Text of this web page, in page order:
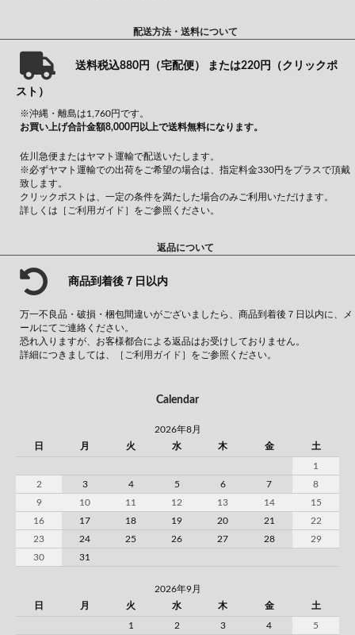
配送方法・送料について
送料税込880円（宅配便） または220円（クリックポ
スト）
※沖縄・離島は1,760円です。
お買い上げ合計金額8,000円以上で送料無料になります。
佐川急便またはヤマト運輸で配送いたします。
※必ずヤマト運輸での出荷をご希望の場合は、指定料金330円をプラスで頂戴
致します。
クリックポストは、一定の条件を満たした場合のみご利用いただけます。
詳しくは ［ご利用ガイド］ をご参照ください。
返品について
商品到着後７日以内
万一不良品・破損・梱包間違いがございましたら、商品到着後７日以内に、メ
ールにてご連絡ください。
恐れ入りますが、お客様都合による返品はお受けしておりません。
詳細につきましては、
［ご利用ガイド］ をご参照ください。
Calendar
2026年8月
日
月 火 水 木 金 土
1
2
3 4 5 6 7
8
9
10 11 12 13 14
15
16
17 18 19 20 21
22
23
24 25 26 27 28
29
30
31
2026年9月
日
月 火 水 木 金 土
1 2 3 4 5